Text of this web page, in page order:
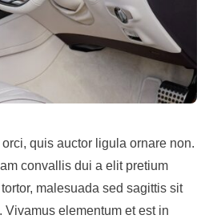
quis auctor ligula ornare non.
convallis dui a elit pretium
malesuada sed sagittis sit
Vivamus elementum et est in